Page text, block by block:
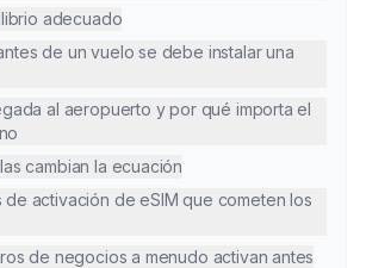
adecuado
de un vuelo se debe instalar una
al aeropuerto y por qué importa el
cambian la ecuación
de activación de eSIM que cometen los
de negocios a menudo activan antes